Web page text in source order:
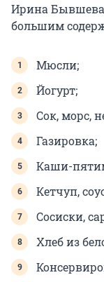
Ирина Бывшева
большим
Мюсли;
Йогурт;
Сок, морс,
Газировка;
Каши-
Кетчуп,
Сосиски,
Хлеб из